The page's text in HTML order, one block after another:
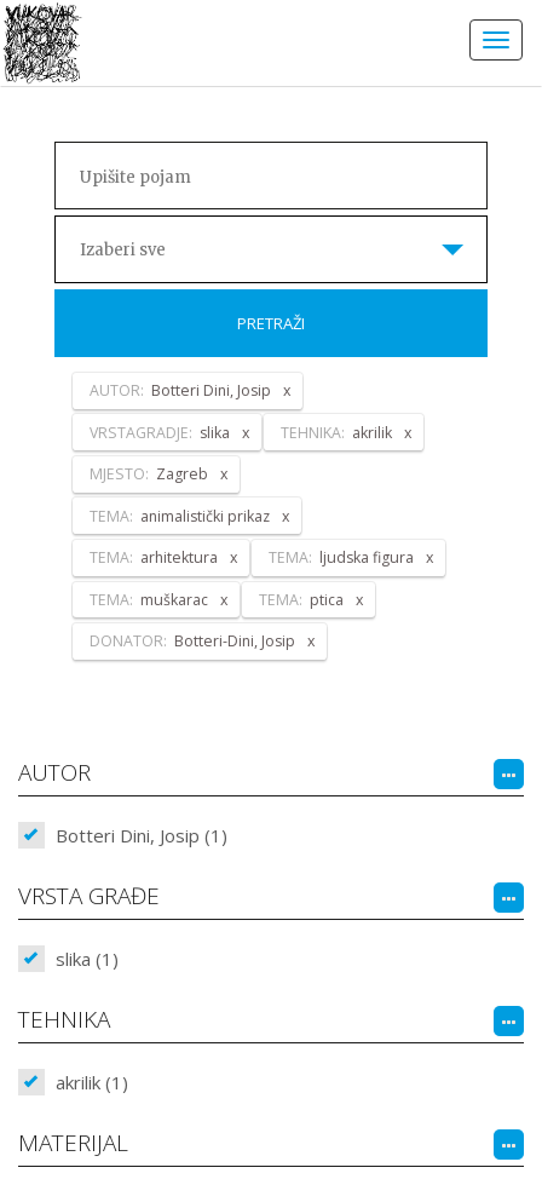
Izaberi sve
PRETRAŽI
AUTOR: Botteri Dini, Josip
VRSTAGRADJE: slika TEHNIKA: akrilik
MJESTO: Zagreb
TEMA: animalistički prikaz
TEMA: arhitektura TEMA: ljudska figura
TEMA: muškarac TEMA: ptica
DONATOR: Botteri-Dini, Josip
AUTOR
Botteri Dini, Josip (1)
VRSTA GRAĐE
slika (1)
TEHNIKA
akrilik (1)
MATERIJAL